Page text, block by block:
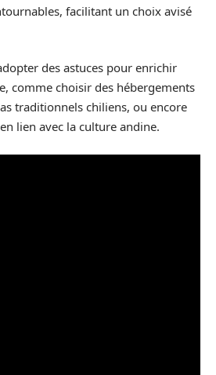
facilitant un choix avisé
des astuces pour enrichir
comme choisir des hébergements
traditionnels chiliens, ou encore
lien avec la culture andine.